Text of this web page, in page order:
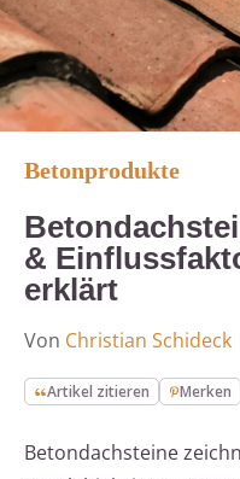
Betonprodukte
&
erklärt
Von Christian Schideck
Artikel zitieren Merken
Betondachsteine